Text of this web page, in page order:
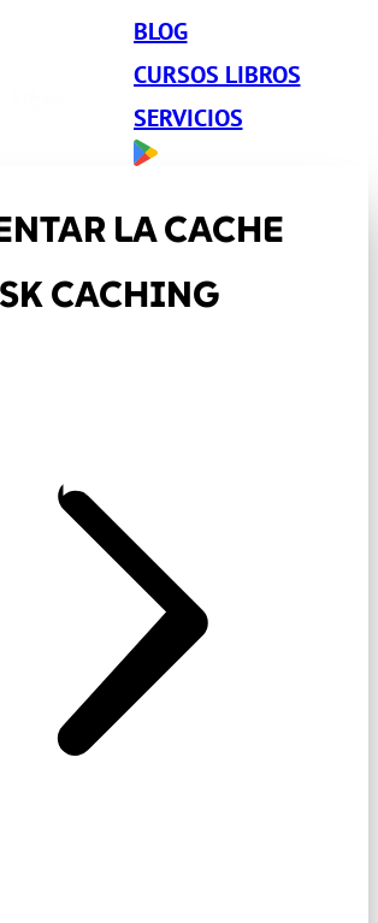
BLOG
CURSOS LIBROS
SERVICIOS
LA CACHE
CACHING